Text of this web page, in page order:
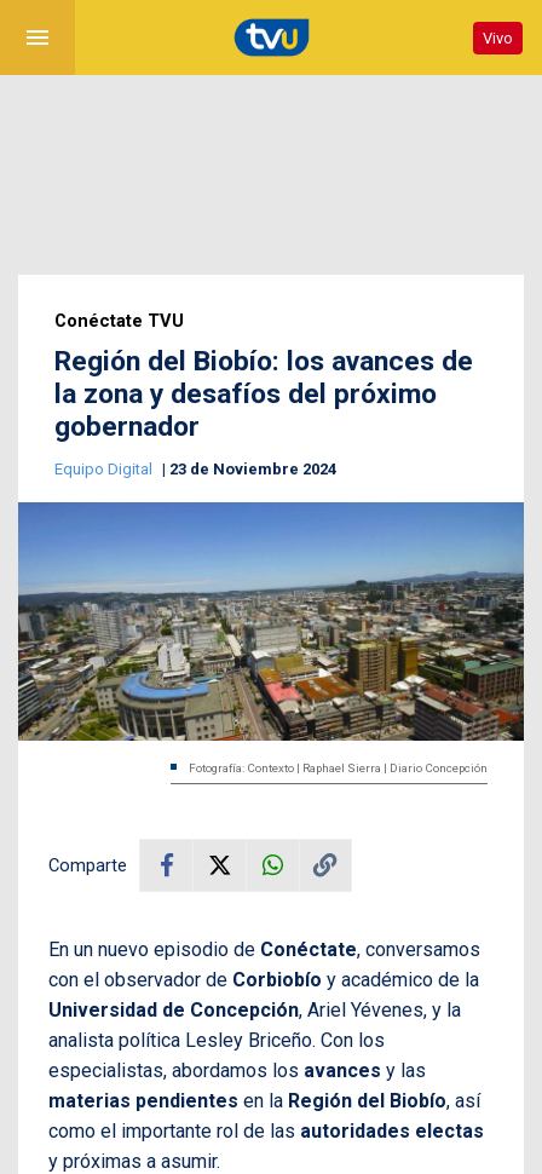
menu Vivo
Conéctate TVU
Región del Biobío: los avances de
la zona y desafíos del próximo
gobernador
Equipo Digital 23 de Noviembre 2024
Fotografía: Contexto | Raphael Sierra | Diario Concepción
Comparte
En un nuevo episodio de Conéctate, conversamos
con el observador de Corbiobío y académico de la
Universidad de Concepción, Ariel Yévenes, y la
analista política Lesley Briceño. Con los
especialistas, abordamos los avances y las
materias pendientes en la Región del Biobío, así
como el importante rol de las autoridades electas
y próximas a asumir.